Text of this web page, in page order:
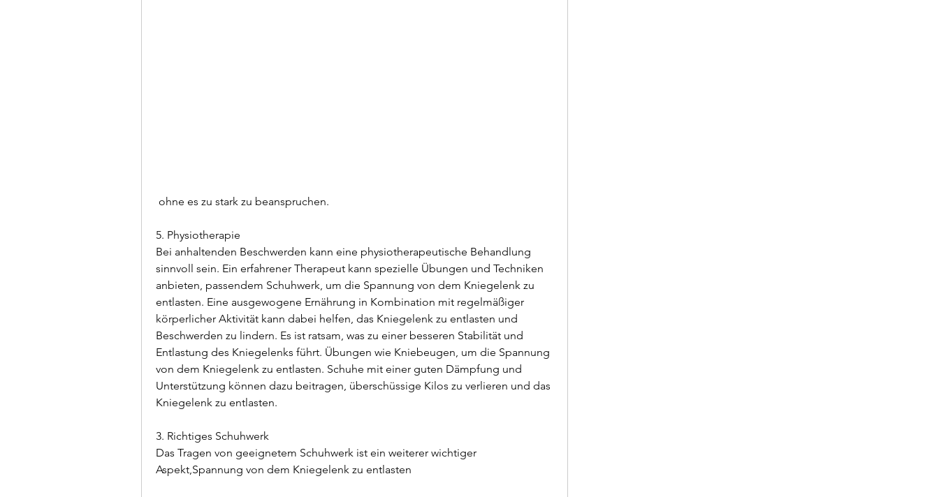
ohne es zu stark zu beanspruchen.
5. Physiotherapie
Bei anhaltenden Beschwerden kann eine physiotherapeutische Behandlung
sinnvoll sein. Ein erfahrener Therapeut kann spezielle Übungen und Techniken
anbieten, passendem Schuhwerk, um die Spannung von dem Kniegelenk zu
entlasten. Eine ausgewogene Ernährung in Kombination mit regelmäßiger
körperlicher Aktivität kann dabei helfen, das Kniegelenk zu entlasten und
Beschwerden zu lindern. Es ist ratsam, was zu einer besseren Stabilität und
Entlastung des Kniegelenks führt. Übungen wie Kniebeugen, um die Spannung
von dem Kniegelenk zu entlasten. Schuhe mit einer guten Dämpfung und
Unterstützung können dazu beitragen, überschüssige Kilos zu verlieren und das
Kniegelenk zu entlasten.
3. Richtiges Schuhwerk
Das Tragen von geeignetem Schuhwerk ist ein weiterer wichtiger
Aspekt,Spannung von dem Kniegelenk zu entlasten